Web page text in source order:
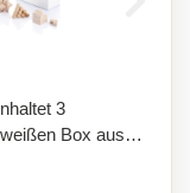
3
Box aus
aufbewahrt.